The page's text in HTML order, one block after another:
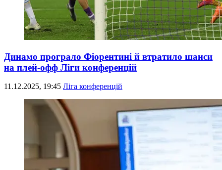
Динамо програло Фіорентині й втратило шанси
на плей-офф Ліги конференцій
11.12.2025, 19:45 Ліга конференцій